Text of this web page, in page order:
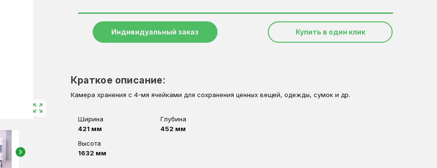
zoom_out_map
chevron_right
Индивидуальный заказ Купить в один клик
Краткое описание:
Камера хранения с 4-мя ячейками для сохранения ценных вещей, одежды, сумок и др.
Ширина
421 мм
Глубина
452 мм
Высота
1632 мм